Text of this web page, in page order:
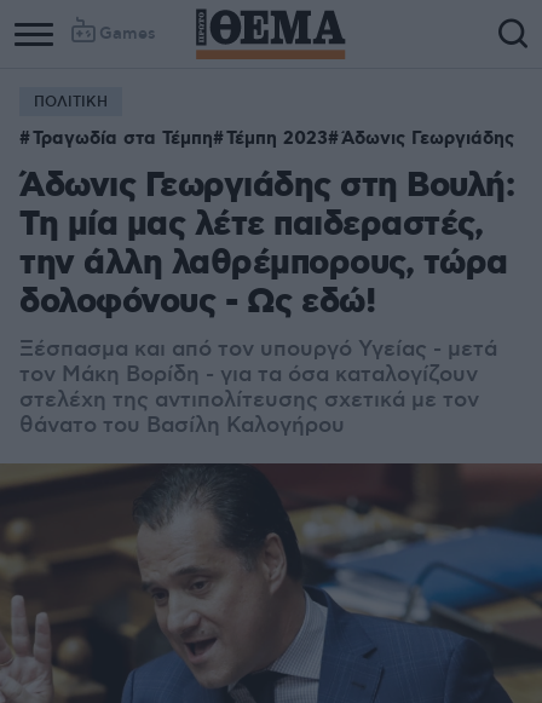
Games
ΠΟΛΙΤΙΚΗ
Τραγωδία στα Τέμπη Τέμπη 2023 Άδωνις Γεωργιάδης
Άδωνις Γεωργιάδης στη Βουλή:
Τη μία μας λέτε παιδεραστές,
την άλλη λαθρέμπορους, τώρα
δολοφόνους - Ως εδώ!
Ξέσπασμα και από τον υπουργό Υγείας - μετά
τον Μάκη Βορίδη - για τα όσα καταλογίζουν
στελέχη της αντιπολίτευσης σχετικά με τον
θάνατο του Βασίλη Καλογήρου